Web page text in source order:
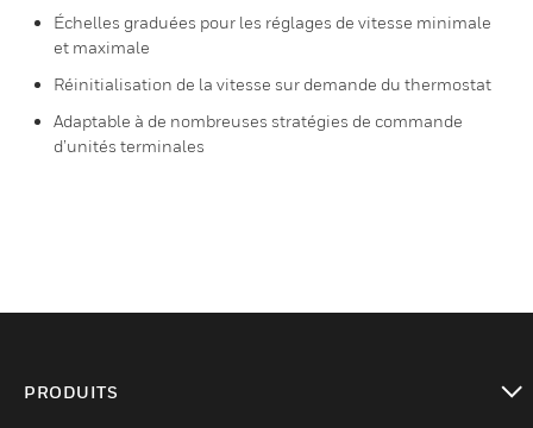
Échelles graduées pour les réglages de vitesse minimale
et maximale
Réinitialisation de la vitesse sur demande du thermostat
Adaptable à de nombreuses stratégies de commande
d’unités terminales
PRODUITS